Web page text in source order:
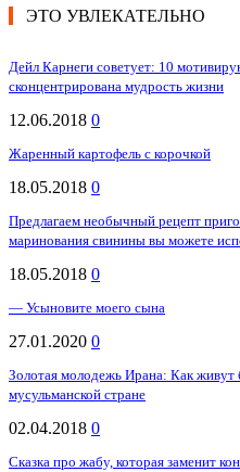
ЭТО УВЛЕКАТЕЛЬНО
Дейл Карнеги советует: 10
сконцентрирована мудрость жизни
12.06.2018 0
Жаренный картофель с корочкой
18.05.2018 0
Предлагаем необычный рецепт
маринования свинины вы можете
18.05.2018 0
— Усыновите моего сына
27.01.2020 0
Золотая молодежь Ирана: Как живут
мусульманской стране
02.04.2018 0
Сказка про жабу, которая заменит